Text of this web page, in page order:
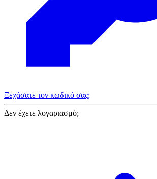
Ξεχάσατε τον κωδικό σας;
Δεν έχετε λογαριασμό;